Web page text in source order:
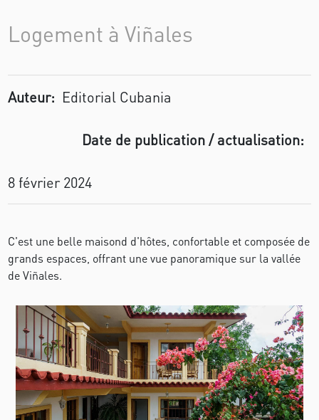
Logement à Viñales
Auteur: Editorial Cubania
Date de publication / actualisation:
8 février 2024
C'est une belle maisond d'hôtes, confortable et composée de
grands espaces, offrant une vue panoramique sur la vallée
de Viñales.